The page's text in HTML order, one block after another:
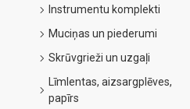
Instrumentu komplekti
Muciņas un piederumi
Skrūvgrieži un uzgaļi
Līmlentas, aizsargplēves,
papīrs